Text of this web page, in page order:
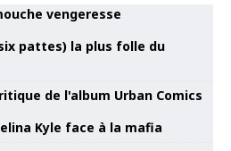
pattes) la plus folle du
Kyle face à la mafia